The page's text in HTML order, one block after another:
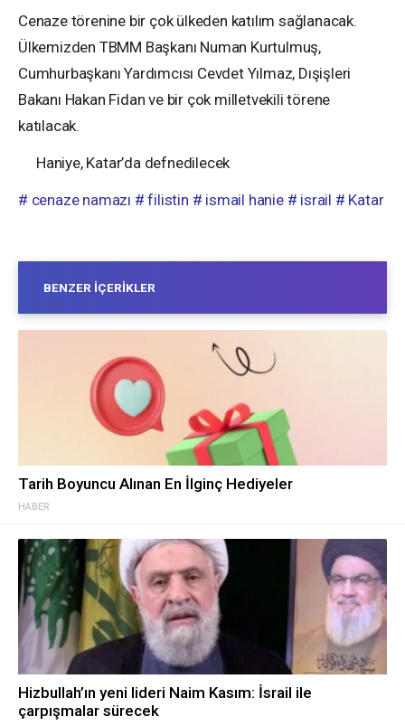
Cenaze törenine bir çok ülkeden katılım sağlanacak.
Ülkemizden TBMM Başkanı Numan Kurtulmuş,
Cumhurbaşkanı Yardımcısı Cevdet Yılmaz, Dışişleri
Bakanı Hakan Fidan ve bir çok milletvekili törene
katılacak.
Haniye, Katar’da defnedilecek
# cenaze namazı # filistin # ismail hanie # israil # Katar
BENZER İÇERIKLER
HABER
Tarih Boyuncu Alınan En İlginç Hediyeler
Hizbullah’ın yeni lideri Naim Kasım: İsrail ile
çarpışmalar sürecek